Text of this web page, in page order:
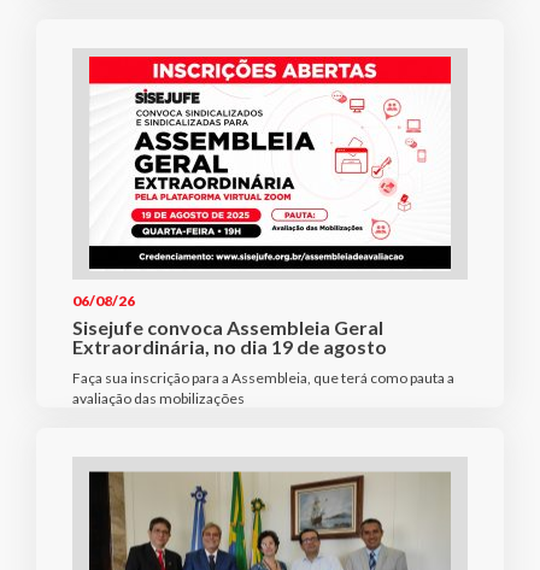
06/08/26
Sisejufe convoca Assembleia Geral
Extraordinária, no dia 19 de agosto
Faça sua inscrição para a Assembleia, que terá como pauta a
avaliação das mobilizações